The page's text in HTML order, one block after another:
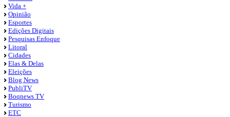
Vida +
Opinião
Esportes
Edições Digitais
Pesquisas Enfoque
Litoral
Cidades
Elas & Delas
Eleições
Blog News
PubliTV
Boqnews TV
Turismo
ETC